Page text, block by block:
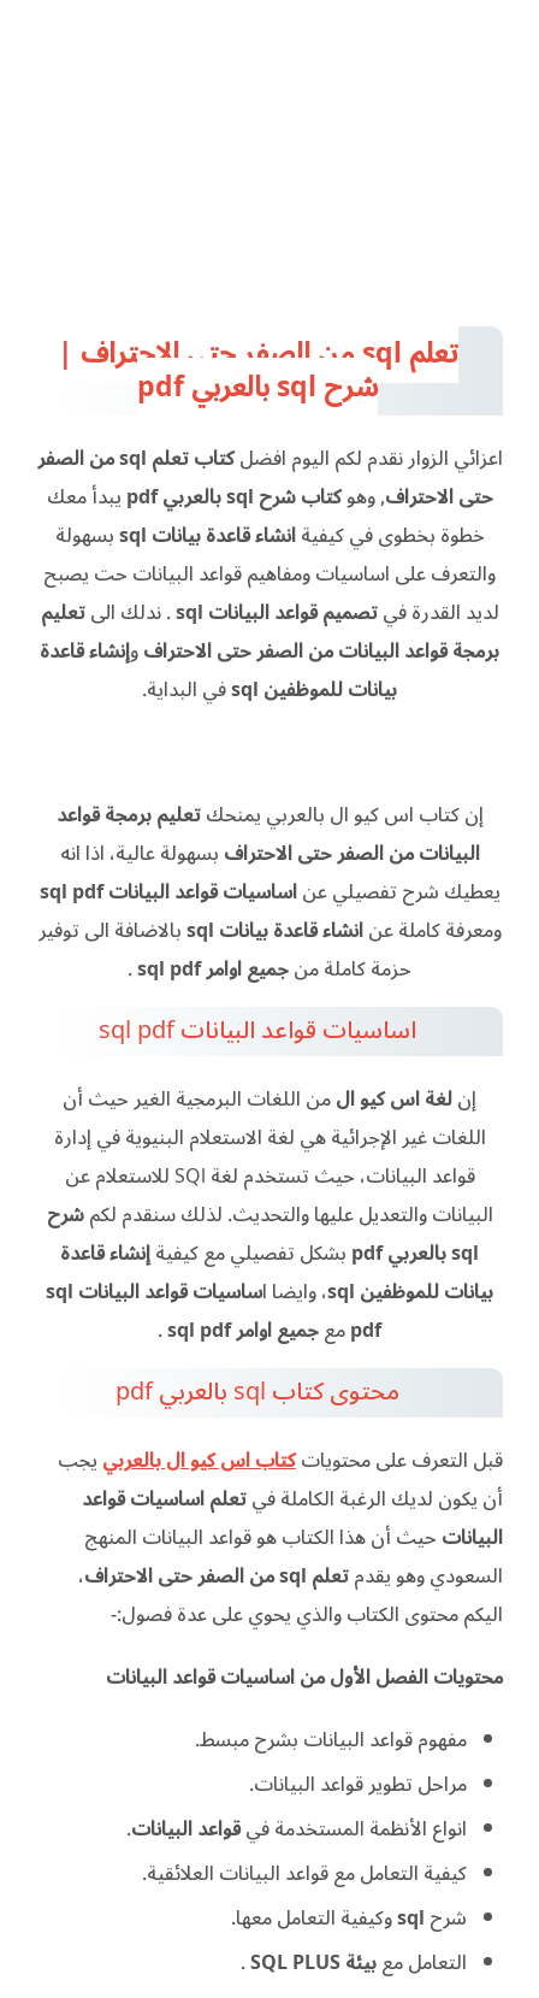
تعلم sql من الصفر حتى الاحتراف |
شرح sql بالعربي pdf
اعزائي الزوار نقدم لكم اليوم افضل
كتاب تعلم sql من الصفر
حتى الاحتراف, وهوكتاب شرح sql بالعربي pdf
يبدأ معك
خطوة بخطوى في كيفيةانشاء قاعدة بيانات sql
بسهولة
والتعرف على اساسيات ومفاهيم قواعد البيانات حت يصبح
لديد القدرة فيتصميم قواعد البيانات sql . ندلك الىتعليم
برمجة قواعد البيانات من الصفر حتى الاحترافوإنشاء قاعدة
بيانات للموظفين sql
في البداية.
إن كتاب اس كيو ال بالعربي يمنحكتعليم برمجة قواعد
البيانات من الصفر حتى الاحترافبسهولة عالية، اذا انه
يعطيك شرح تفصيلي عناساسيات قواعد البيانات sql pdf
ومعرفة كاملة عنانشاء قاعدة بيانات sql
بالاضافة الى توفير
حزمة كاملة منجميع اوامر sql pdf .
اساسيات قواعد البيانات sql pdf
إنلغة اس كيو المن اللغات البرمجية الغير حيث أن
اللغات غير الإجرائية هي لغة الاستعلام البنيوية في إدارة
قواعد البيانات، حيث تستخدم لغة SQl للاستعلام عن
البيانات والتعديل عليها والتحديث. لذلك سنقدم لكمشرح
sql بالعربي pdf
بشكل تفصيلي مع كيفيةإنشاء قاعدة
بيانات للموظفين sql
، وايضا ا
ساسيات قواعد البيانات sql
pdfمعجميع اوامر sql pdf .
محتوى كتاب sql بالعربي pdf
قبل التعرف على محتوياتكتاب اس كيو ال بالعربييجب
أن يكون لديك الرغبة الكاملة فيتعلم اساسيات قواعد
البياناتحيث أن هذا الكتاب هو قواعد البيانات المنهج
السعودي وهو يقدمتعلم sql من الصفر حتى الاحتراف
،
اليكم محتوى الكتاب والذي يحوي على عدة فصول:-
محتويات الفصل الأول من اساسيات قواعد البيانات
مفهوم قواعد البيانات بشرح مبسط.
مراحل تطوير قواعد البيانات.
انواع الأنظمة المستخدمة فيقواعد البيانات.
كيفية التعامل مع قواعد البيانات العلائقية.
شرحsqlوكيفية التعامل معها.
التعامل معبيئة SQL PLUS .